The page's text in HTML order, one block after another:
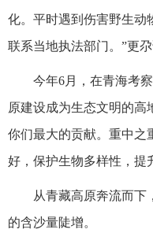
化。平时遇到伤害野生动
联系当地执法部门。”更尕
今年6月，在青海考
原建设成为生态文明的高
你们最大的贡献。重中之
好，保护生物多样性，提
从青藏高原奔流而下
的含沙量陡增。